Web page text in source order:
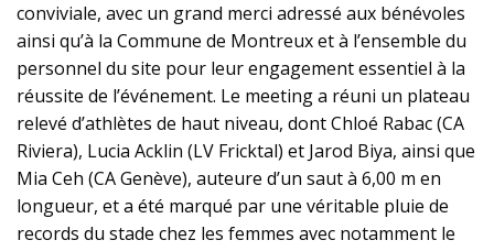
conviviale, avec un grand merci adressé aux bénévoles
ainsi qu’à la Commune de Montreux et à l’ensemble du
personnel du site pour leur engagement essentiel à la
réussite de l’événement. Le meeting a réuni un plateau
relevé d’athlètes de haut niveau, dont Chloé Rabac (CA
Riviera), Lucia Acklin (LV Fricktal) et Jarod Biya, ainsi que
Mia Ceh (CA Genève), auteure d’un saut à 6,00 m en
longueur, et a été marqué par une véritable pluie de
records du stade chez les femmes avec notamment le